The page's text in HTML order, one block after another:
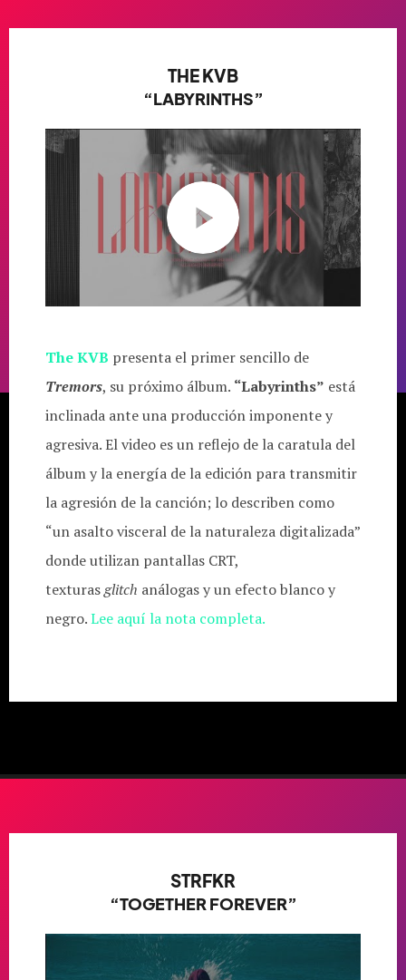
THE KVB
“LABYRINTHS”
The KVB presenta el primer sencillo de
Tremors, su próximo álbum. “Labyrinths” está
inclinada ante una producción imponente y
agresiva. El video es un reflejo de la caratula del
álbum y la energía de la edición para transmitir
la agresión de la canción; lo describen como
“un asalto visceral de la naturaleza digitalizada”
donde utilizan pantallas CRT,
texturasglitch análogas y un efecto blanco y
negro.Lee aquí la nota completa.
STRFKR
“TOGETHER FOREVER”